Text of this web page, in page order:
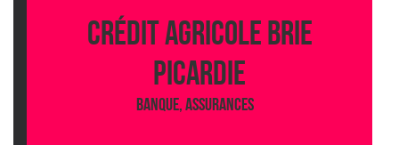
CRÉDIT AGRICOLE BRIE
PICARDIE
BANQUE, ASSURANCES